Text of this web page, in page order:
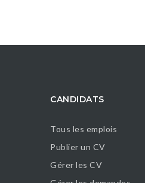
CANDIDATS
Tous les emplois
Publier un CV
Gérer les CV